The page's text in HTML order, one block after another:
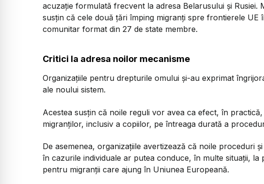
acuzație formulată frecvent la adresa Belarusului și Rusiei.
susțin că cele două țări împing migranți spre frontierele UE
comunitar format din 27 de state membre.
Critici la adresa noilor mecanisme
Organizațiile pentru drepturile omului și-au exprimat
ale noului sistem.
Acestea susțin că noile reguli vor avea ca efect, în
migranților, inclusiv a copiilor, pe întreaga durată a
De asemenea, organizațiile avertizează că noile proceduri
în cazurile individuale ar putea conduce, în multe situații, la
pentru migranții care ajung în Uniunea Europeană.